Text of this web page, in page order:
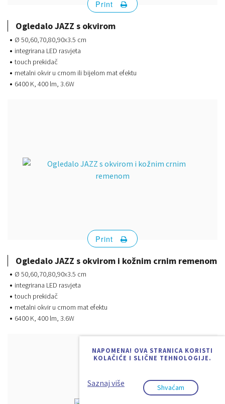
Ogledalo JAZZ s okvirom
Ø 50,60,70,80,90x3.5 cm
integrirana LED rasvjeta
touch prekidač
metalni okvir u crnom ili bijelom mat efektu
6400 K, 400 lm, 3.6W
Print
Ogledalo JAZZ s okvirom i kožnim crnim remenom
Ø 50,60,70,80,90x3.5 cm
integrirana LED rasvjeta
touch prekidač
metalni okvir u crnom mat efektu
6400 K, 400 lm, 3.6W
Print
NAPOMENA! OVA STRANICA KORISTI
KOLAČIĆE I SLIČNE TEHNOLOGIJE.
Saznaj više Shvaćam